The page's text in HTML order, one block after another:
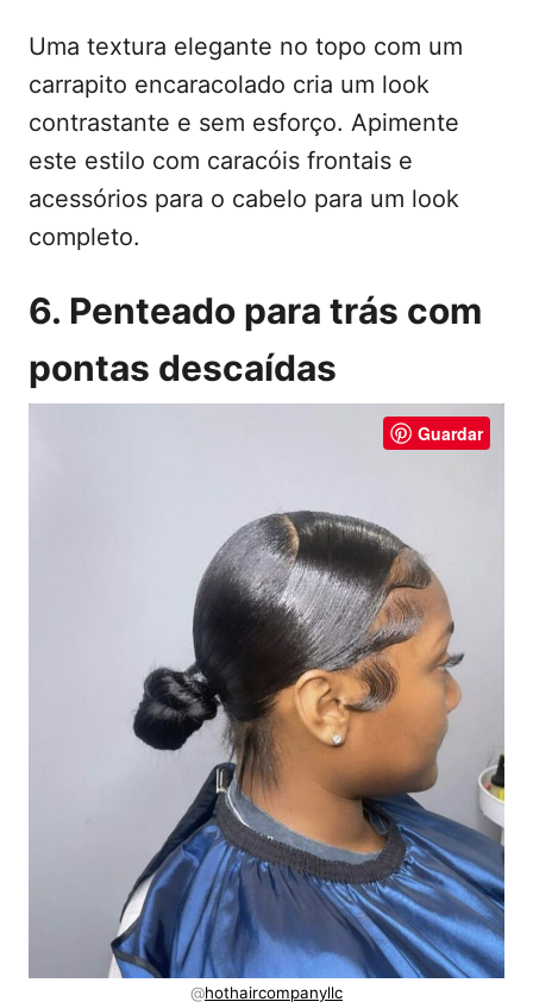
Uma textura elegante no topo com um
carrapito encaracolado cria um look
contrastante e sem esforço. Apimente
este estilo com caracóis frontais e
acessórios para o cabelo para um look
completo.
6. Penteado para trás com
pontas descaídas
Guardar
@hothaircompanyllc